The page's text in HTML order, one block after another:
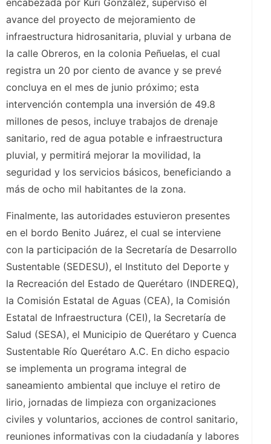
encabezada por Kuri González, supervisó el
avance del proyecto de mejoramiento de
infraestructura hidrosanitaria, pluvial y urbana de
la calle Obreros, en la colonia Peñuelas, el cual
registra un 20 por ciento de avance y se prevé
concluya en el mes de junio próximo; esta
intervención contempla una inversión de 49.8
millones de pesos, incluye trabajos de drenaje
sanitario, red de agua potable e infraestructura
pluvial, y permitirá mejorar la movilidad, la
seguridad y los servicios básicos, beneficiando a
más de ocho mil habitantes de la zona.
Finalmente, las autoridades estuvieron presentes
en el bordo Benito Juárez, el cual se interviene
con la participación de la Secretaría de Desarrollo
Sustentable (SEDESU), el Instituto del Deporte y
la Recreación del Estado de Querétaro (INDEREQ),
la Comisión Estatal de Aguas (CEA), la Comisión
Estatal de Infraestructura (CEI), la Secretaría de
Salud (SESA), el Municipio de Querétaro y Cuenca
Sustentable Río Querétaro A.C. En dicho espacio
se implementa un programa integral de
saneamiento ambiental que incluye el retiro de
lirio, jornadas de limpieza con organizaciones
civiles y voluntarios, acciones de control sanitario,
reuniones informativas con la ciudadanía y labores